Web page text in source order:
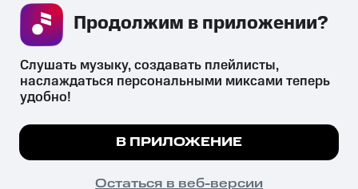
СКАЧАТЬ ПРИЛОЖЕНИЕ
психотропных веществ, их аналогов причиняет вред здоровью,
их незаконный оборот запрещён и влечёт установленную
законодательством ответственность.
© 2026 ООО «КИОН».
Мы используем куки, чтобы на сайте все
Подробнее
ПОНЯТНО
Слушать музыку, создавать плейлисты,
наслаждаться персональными миксами теперь
удобно!
В ПРИЛОЖЕНИЕ
Остаться в веб-версии